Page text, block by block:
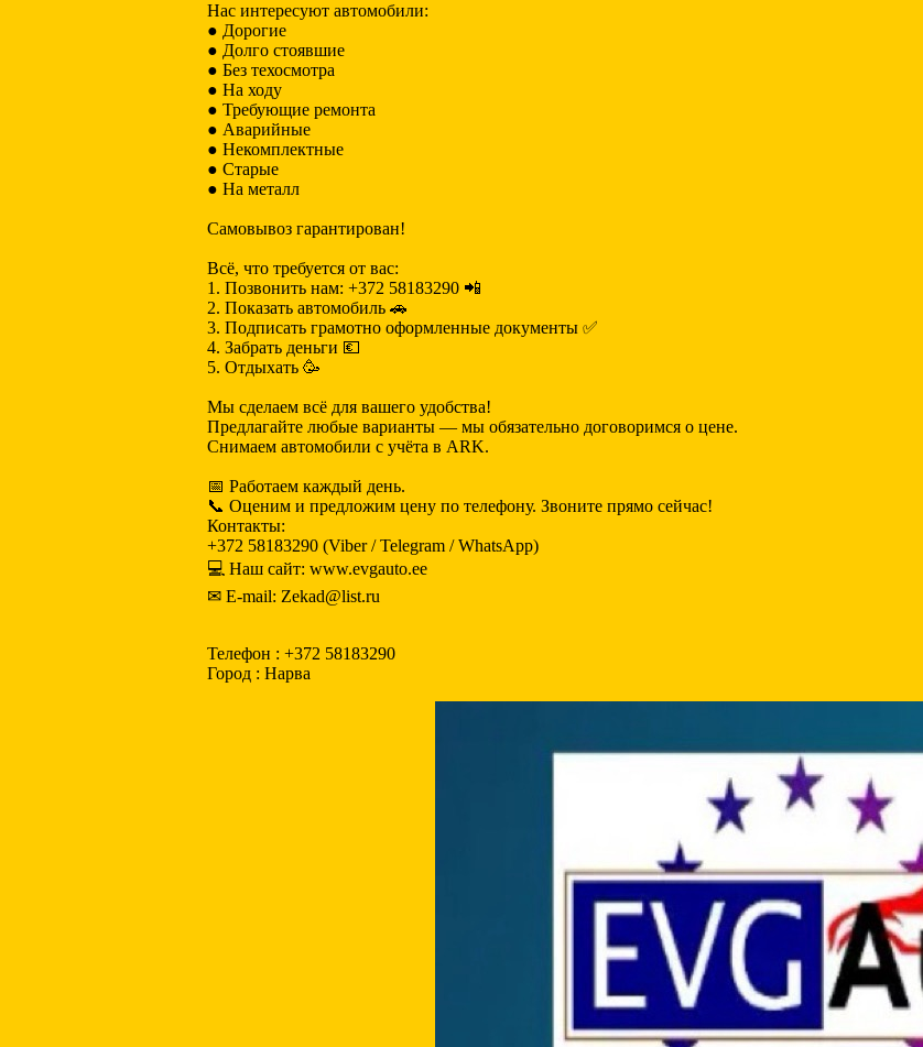
Нас интересуют автомобили:
● Дорогие
● Долго стоявшие
● Без техосмотра
● На ходу
● Требующие ремонта
● Аварийные
● Некомплектные
● Старые
● На металл
Самовывоз гарантирован!
Всё, что требуется от вас:
1. Позвонить нам: +372 58183290 📲
2. Показать автомобиль 🚗
3. Подписать грамотно оформленные документы ✅
4. Забрать деньги 💶
5. Отдыхать 🥳
Мы сделаем всё для вашего удобства!
Предлагайте любые варианты — мы обязательно договоримся о цене.
Снимаем автомобили с учёта в ARK.
📅 Работаем каждый день.
📞 Оценим и предложим цену по телефону. Звоните прямо сейчас!
Контакты:
+372 58183290 (Viber / Telegram / WhatsApp)
💻 Наш сайт: www.evgauto.ee
✉ E-mail: Zekad@list.ru
Телефон : +372 58183290
Город : Нарва